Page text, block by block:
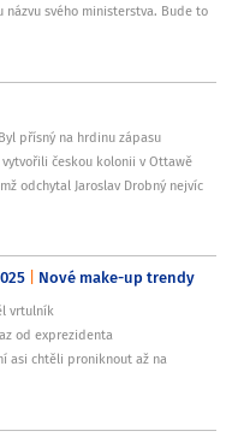
svého ministerstva. Bude to
přísný na hrdinu zápasu
českou kolonii v Ottawě
odchytal Jaroslav Drobný nejvíc
Nové make-up trendy
vrtulník
od exprezidenta
asi chtěli proniknout až na